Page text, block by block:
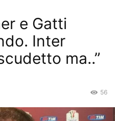
e Gatti
Inter
ma..”
56